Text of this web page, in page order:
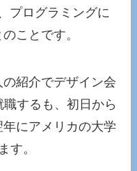
プログラミングに
ことです。
紹介でデザイン会
するも、初日から
にアメリカの大学
す。